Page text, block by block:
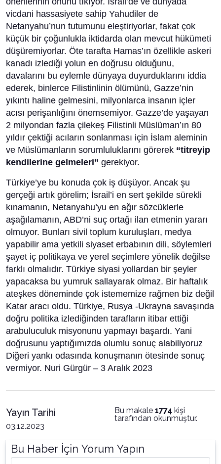
vicdani hassasiyete sahip Yahudiler de
Netanyahu’nun tutumunu eleştiriyorlar, fakat çok
küçük bir çoğunlukla iktidarda olan mevcut hükümeti
düşüremiyorlar. Öte tarafta Hamas’ın özellikle askeri
kanadı izlediği yolun en doğrusu olduğunu,
davalarını bu eylemle dünyaya duyurduklarını iddia
ederek, binlerce Filistinlinin ölümünü, Gazze’nin
yıkıntı haline gelmesini, milyonlarca insanın içler
acısı perişanlığını önemsemiyor. Gazze’de yaşayan
2 milyondan fazla çilekeş Filistinli Müslüman’ın 80
yıldır çektiği acıların sonlanması için İslam aleminin
ve Müslümanların sorumluluklarını görerek “titreyip
kendilerine gelmeleri” gerekiyor.
Türkiye’ye bu konuda çok iş düşüyor. Ancak şu
gerçeği artık görelim; İsrail’i en sert şekilde sürekli
kınamanın, Netanyahu’yu en ağır sözcüklerle
aşağılamanın, ABD’ni suç ortağı ilan etmenin yararı
olmuyor. Bunları sivil toplum kuruluşları, medya
yapabilir ama yetkili siyaset erbabının dili, söylemleri
şayet iç politikaya ve yerel seçimlere yönelik değilse
farklı olmalıdır. Türkiye siyasi yollardan bir şeyler
yapacaksa bu yumruk sallayarak olmaz. Bir haftalık
ateşkes döneminde çok istememize rağmen biz değil
Katar aracı oldu. Türkiye, Rusya -Ukrayna savaşında
doğru politika izlediğinden tarafların itibar ettiği
arabuluculuk misyonunu yapmayı başardı. Yani
doğrusunu yaptığımızda olumlu sonuç alabiliyoruz
Diğeri yankı odasında konuşmanın ötesinde sonuç
vermiyor. Nuri Gürgür – 3 Aralık 2023
Yayın Tarihi
03.12.2023
Bu makale 1774 kişi
tarafından okunmuştur.
Bu Haber İçin Yorum Yapın